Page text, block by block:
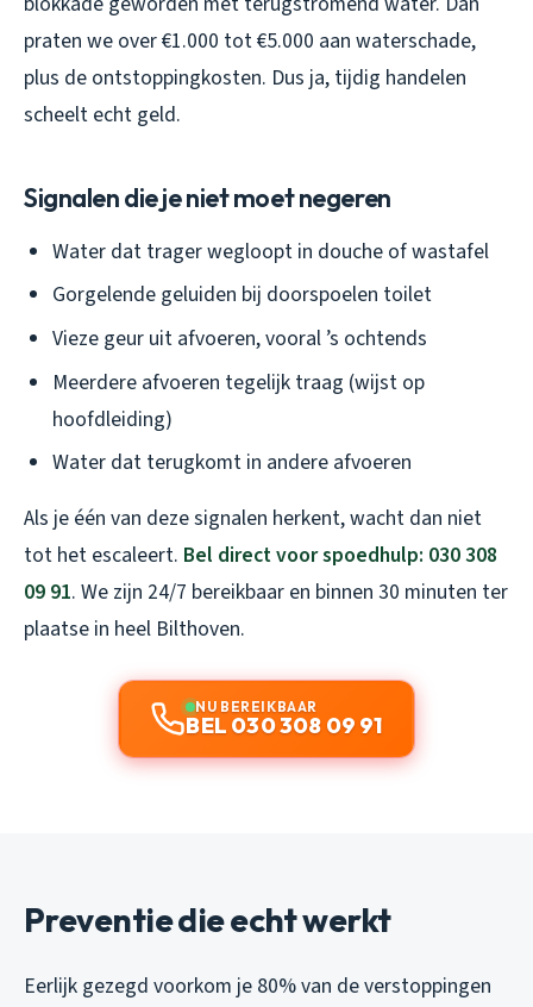
praten we over €1.000 tot €5.000 aan waterschade,
plus de ontstoppingkosten. Dus ja, tijdig handelen
scheelt echt geld.
Signalen die je niet moet negeren
Water dat trager wegloopt in douche of wastafel
Gorgelende geluiden bij doorspoelen toilet
Vieze geur uit afvoeren, vooral ’s ochtends
Meerdere afvoeren tegelijk traag (wijst op
hoofdleiding)
Water dat terugkomt in andere afvoeren
Als je één van deze signalen herkent, wacht dan niet
tot het escaleert. Bel direct voor spoedhulp: 030 308
09 91. We zijn 24/7 bereikbaar en binnen 30 minuten ter
plaatse in heel Bilthoven.
NU BEREIKBAAR
BEL 030 308 09 91
Preventie die echt werkt
Eerlijk gezegd voorkom je 80% van de verstoppingen